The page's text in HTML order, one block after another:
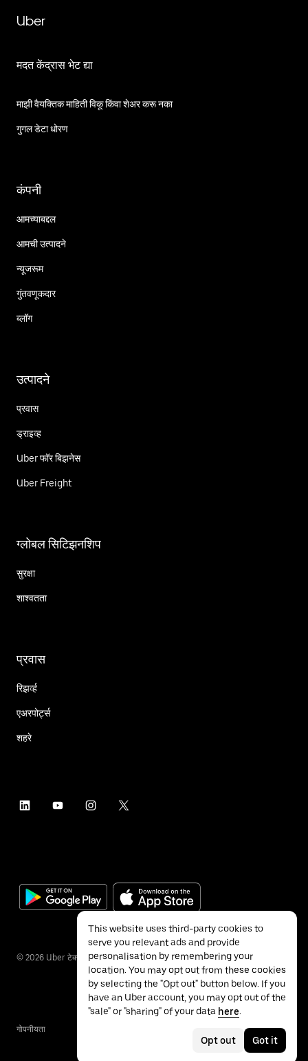
Uber
मदत केंद्रास भेट द्या
माझी वैयक्तिक माहिती विकू किंवा शेअर करू नका
गुगल डेटा धोरण
कंपनी
आमच्याबद्दल
आमची उत्पादने
न्यूजरूम
गुंतवणूकदार
ब्लॉग
उत्पादने
प्रवास
ड्राइव्ह
Uber फॉर बिझनेस
Uber Freight
ग्लोबल सिटिझनशिप
सुरक्षा
शाश्वतता
प्रवास
रिझर्व्ह
एअरपोर्ट्स
शहरे
© 2026 Uber टेक्नॉलॉजीज इंक.
गोपनीयता
This website uses third-party cookies to
serve you relevant ads and provide
personalisation by remembering your
location. You may opt out from these cookies
by selecting the "Opt out" button below. If you
have an Uber account, you may opt out of the
"sale" or "sharing" of your data here.
Opt out Got it